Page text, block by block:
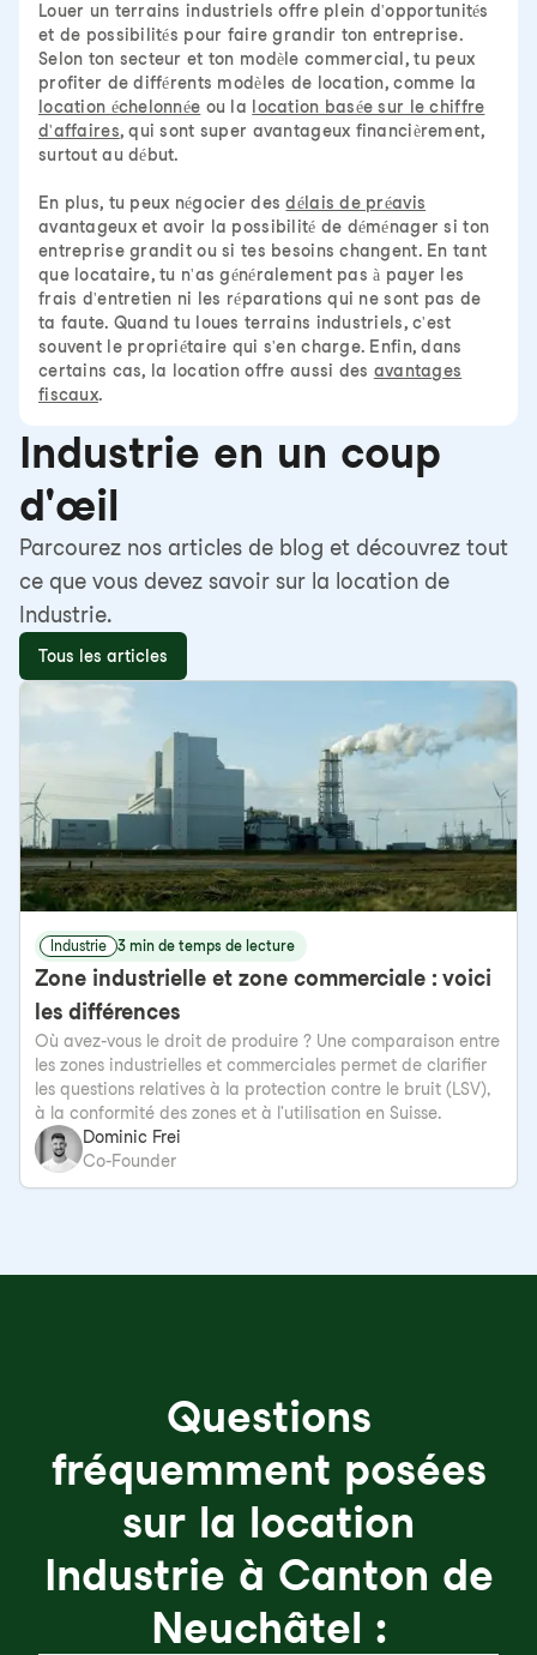
Louer un terrains industriels offre plein d'opportunités
et de possibilités pour faire grandir ton entreprise.
Selon ton secteur et ton modèle commercial, tu peux
profiter de différents modèles de location, comme la
location échelonnée ou la
location basée sur le chiffre
d'affaires, qui sont super avantageux financièrement,
surtout au début.
En plus, tu peux négocier desdélais de préavis
avantageux et avoir la possibilité de déménager si ton
entreprise grandit ou si tes besoins changent. En tant
que locataire, tu n'as généralement pas à payer les
frais d'entretien ni les réparations qui ne sont pas de
ta faute. Quand tu loues terrains industriels, c'est
souvent le propriétaire qui s'en charge. Enfin, dans
certains cas, la location offre aussi des avantages
fiscaux.
Industrie en un coup
d'œil
Parcourez nos articles de blog et découvrez tout
ce que vous devez savoir sur la location de
Industrie.
Tous les articles
Industrie 3 min de temps de lecture
Zone industrielle et zone commerciale : voici
les différences
Où avez-vous le droit de produire ? Une comparaison entre
les zones industrielles et commerciales permet de clarifier
les questions relatives à la protection contre le bruit (LSV),
à la conformité des zones et à l'utilisation en Suisse.
Dominic Frei
Co-Founder
Questions
fréquemment posées
sur la location
Industrie à Canton de
Neuchâtel :